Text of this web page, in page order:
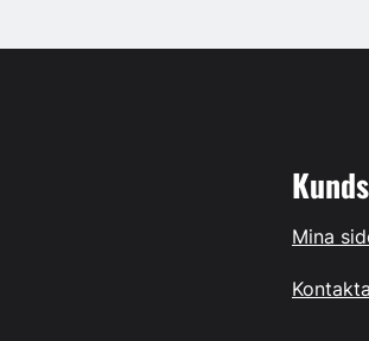
Mina